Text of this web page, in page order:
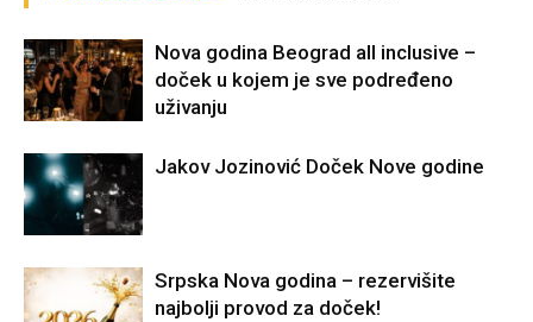
Nova godina Beograd all inclusive –
doček u kojem je sve podređeno
uživanju
Jakov Jozinović Doček Nove godine
Srpska Nova godina – rezervišite
najbolji provod za doček!